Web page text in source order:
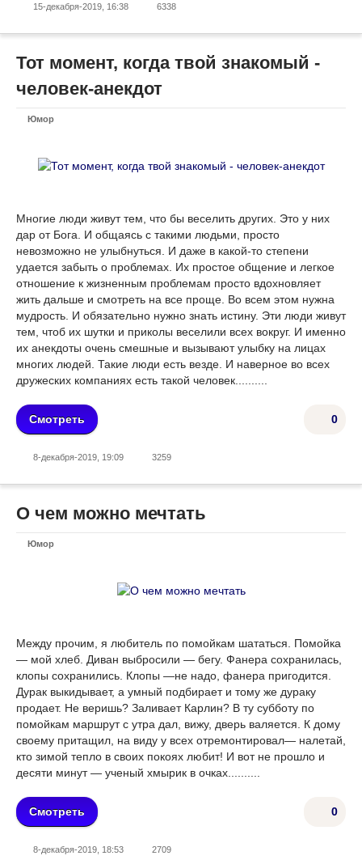
15-декабря-2019, 16:38 6338
Тот момент, когда твой знакомый -
человек-анекдот
Юмор
Многие люди живут тем, что бы веселить других. Это у них
дар от Бога. И общаясь с такими людьми, просто
невозможно не улыбнуться. И даже в какой-то степени
удается забыть о проблемах. Их простое общение и легкое
отношение к жизненным проблемам просто вдохновляет
жить дальше и смотреть на все проще. Во всем этом нужна
мудрость. И обязательно нужно знать истину. Эти люди живут
тем, чтоб их шутки и приколы веселили всех вокруг. И именно
их анекдоты очень смешные и вызывают улыбку на лицах
многих людей. Такие люди есть везде. И наверное во всех
дружеских компаниях есть такой человек..........
0
Смотреть
8-декабря-2019, 19:09 3259
О чем можно мечтать
Юмор
Между прочим, я любитель по помойкам шататься. Помойка
— мой хлеб. Диван выбро­сили — бегу. Фанера сохранилась,
клопы со­хранились. Клопы —не надо, фанера приго­дится.
Дурак выкидывает, а умный подбирает и тому же дураку
продает. Не веришь? Залива­ет Карлин? В ту субботу по
помойкам маршрут с утра дал, вижу, дверь валяется. К дому
сво­ему притащил, на виду у всех отремонтировал— налетай,
кто зимой тепло в своих покоях лю­бит! И вот не прошло и
десяти минут — уче­ный хмырик в очках..........
0
Смотреть
8-декабря-2019, 18:53 2709